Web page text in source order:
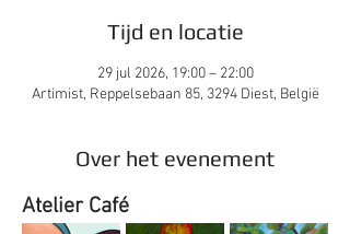
Tijd en locatie
29 jul 2026, 19:00 – 22:00
Artimist, Reppelsebaan 85, 3294 Diest, België
Over het evenement
Atelier Café